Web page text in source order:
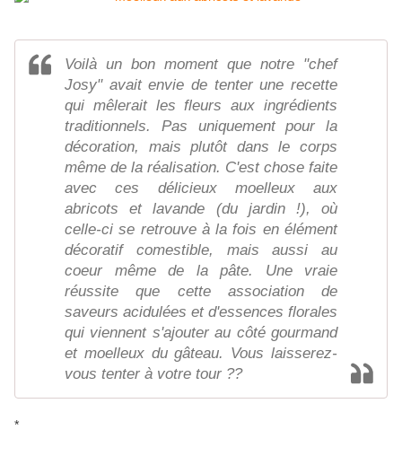
Voilà un bon moment que notre "chef
Josy" avait envie de tenter une recette
qui mêlerait les fleurs aux ingrédients
traditionnels. Pas uniquement pour la
décoration, mais plutôt dans le corps
même de la réalisation. C'est chose faite
avec ces délicieux moelleux aux
abricots et lavande (du jardin !), où
celle-ci se retrouve à la fois en élément
décoratif comestible, mais aussi au
coeur même de la pâte. Une vraie
réussite que cette association de
saveurs acidulées et d'essences florales
qui viennent s'ajouter au côté gourmand
et moelleux du gâteau. Vous laisserez-
vous tenter à votre tour ??
*